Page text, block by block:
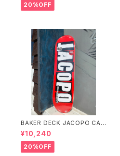
キ 8インチ スケートボード ス
ケボー
20%OFF
BAKER DECK JACOPO CAR
OZZI BRAND LOGO 8.25 ベ
イカー デッキ ジェイコープ ブ
ランド ロゴ スケートボード
スケボー
¥10,240
20%OFF